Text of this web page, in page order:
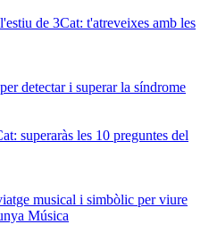
de 3Cat: t'atreveixes amb les
detectar i superar la síndrome
superaràs les 10 preguntes del
musical i simbòlic per viure
Música